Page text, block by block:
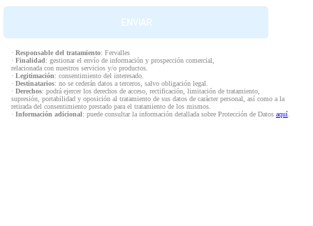
· Responsable del tratamiento: Fervalles
· Finalidad: gestionar el envío de información y prospección comercial,
relacionada con nuestros servicios y/o productos.
· Legitimación: consentimiento del interesado.
· Destinatarios: no se cederán datos a terceros, salvo obligación legal.
· Derechos: podrá ejercer los derechos de acceso, rectificación, limitación de tratamiento,
supresión, portabilidad y oposición al tratamiento de sus datos de carácter personal, así como a la
retirada del consentimiento prestado para el tratamiento de los mismos.
· Información adicional: puede consultar la información detallada sobre Protección de Datos aquí.